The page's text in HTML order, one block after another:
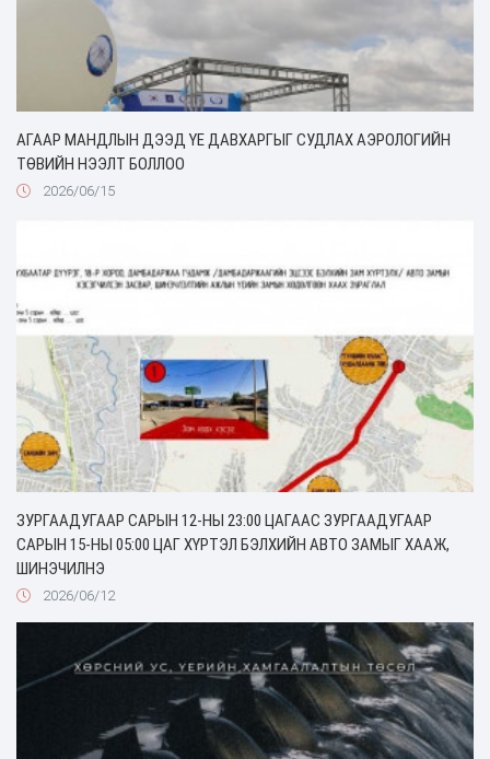
АГААР МАНДЛЫН ДЭЭД ҮЕ ДАВХАРГЫГ СУДЛАХ АЭРОЛОГИЙН
ТӨВИЙН НЭЭЛТ БОЛЛОО
2026/06/15
ЗУРГААДУГААР САРЫН 12-НЫ 23:00 ЦАГААС ЗУРГААДУГААР
САРЫН 15-НЫ 05:00 ЦАГ ХҮРТЭЛ БЭЛХИЙН АВТО ЗАМЫГ ХААЖ,
ШИНЭЧИЛНЭ
2026/06/12